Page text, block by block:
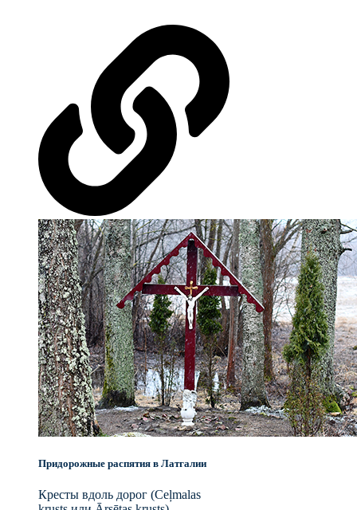
Придорожные распятия в Латгалии
Кресты вдоль дорог (Ceļmalas